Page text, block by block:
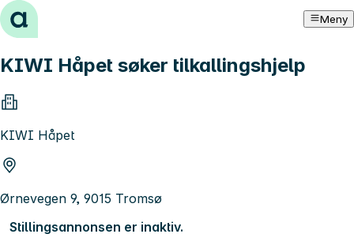
Hopp til innhold Meny
KIWI Håpet søker tilkallingshjelp
KIWI Håpet
Ørnevegen 9, 9015 Tromsø
Stillingsannonsen er inaktiv.